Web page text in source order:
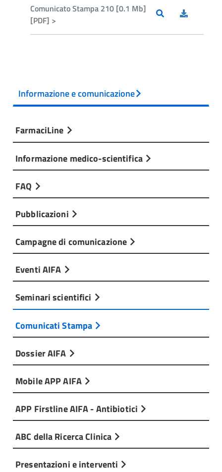
Comunicato Stampa 210 [0.1 Mb]
[PDF] >
Informazione e comunicazione
FarmaciLine
Informazione medico-scientifica
FAQ
Pubblicazioni
Campagne di comunicazione
Eventi AIFA
Seminari scientifici
Comunicati Stampa
Dossier AIFA
Mobile APP AIFA
APP Firstline AIFA - Antibiotici
ABC della Ricerca Clinica
Presentazioni e interventi